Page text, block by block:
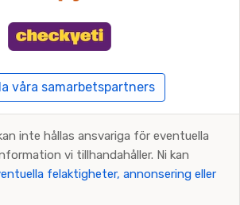
våra samarbetspartners
inte hållas ansvariga för eventuella
vi tillhandahåller. Ni kan
felaktigheter, annonsering eller